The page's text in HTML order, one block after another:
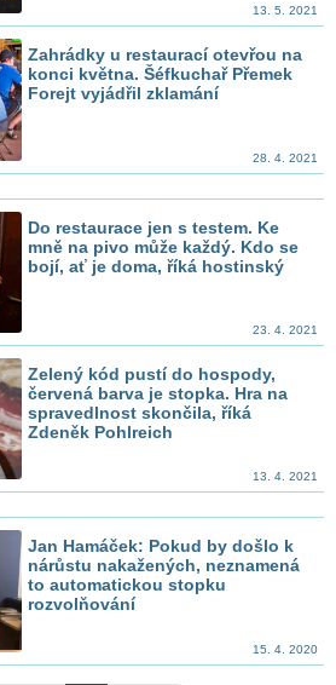
13. 5. 2021
Zahrádky u restaurací otevřou na
konci května. Šéfkuchař Přemek
Forejt vyjádřil zklamání
28. 4. 2021
Do restaurace jen s testem. Ke
mně na pivo může každý. Kdo se
bojí, ať je doma, říká hostinský
23. 4. 2021
Zelený kód pustí do hospody,
červená barva je stopka. Hra na
spravedlnost skončila, říká
Zdeněk Pohlreich
13. 4. 2021
Jan Hamáček: Pokud by došlo k
nárůstu nakažených, neznamená
to automatickou stopku
rozvolňování
15. 4. 2020